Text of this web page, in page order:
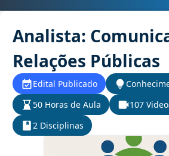
Analista:
Relações Públicas
Edital Publicado
50 Horas de Aula
107
2 Disciplinas